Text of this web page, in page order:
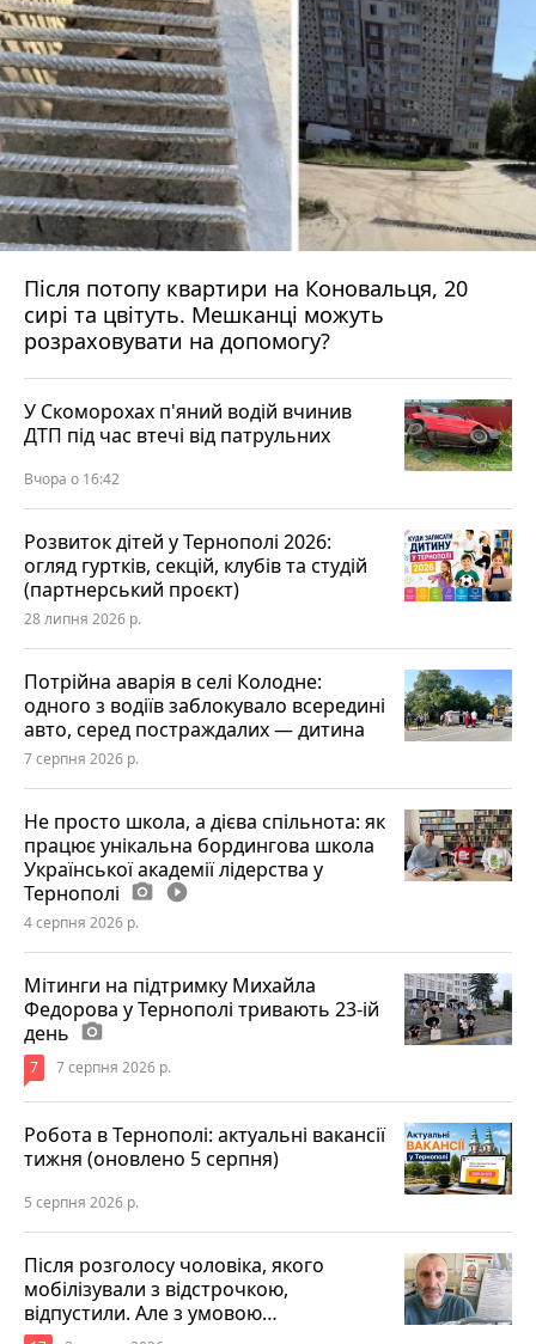
Після потопу квартири на Коновальця, 20
сирі та цвітуть. Мешканці можуть
розраховувати на допомогу?
У Скоморохах п'яний водій вчинив
ДТП під час втечі від патрульних
Вчора о 16:42
Розвиток дітей у Тернополі 2026:
огляд гуртків, секцій, клубів та студій
(партнерський проєкт)
28 липня 2026 р.
Потрійна аварія в селі Колодне:
одного з водіїв заблокувало всередині
авто, серед постраждалих — дитина
7 серпня 2026 р.
Не просто школа, а дієва спільнота: як
працює унікальна бордингова школа
Української академії лідерства у
Тернополі photo_camera play_circle_filled
4 серпня 2026 р.
Мітинги на підтримку Михайла
Федорова у Тернополі тривають 23-ій
день photo_camera
7 7 серпня 2026 р.
Робота в Тернополі: актуальні вакансії
тижня (оновлено 5 серпня)
5 серпня 2026 р.
Після розголосу чоловіка, якого
мобілізували з відстрочкою,
відпустили. Але з умовою…